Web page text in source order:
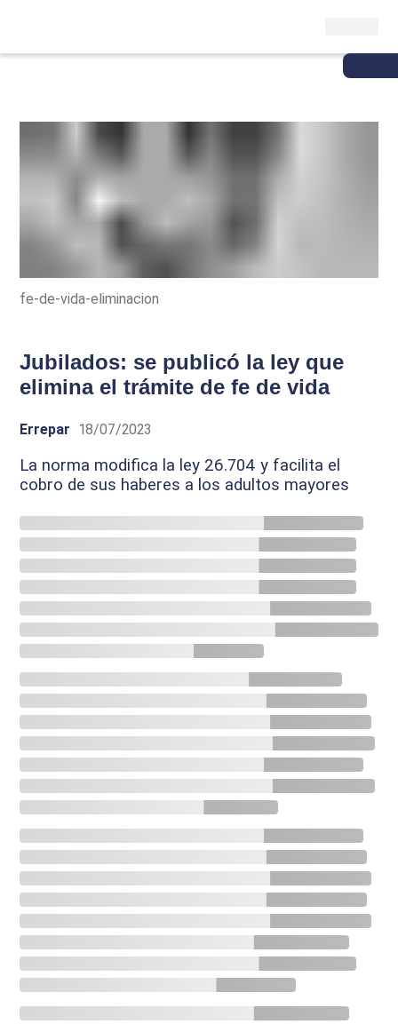
fe-de-vida-eliminacion
Jubilados: se publicó la ley que
elimina el trámite de fe de vida
Errepar 18/07/2023
La norma modifica la ley 26.704 y facilita el
cobro de sus haberes a los adultos mayores